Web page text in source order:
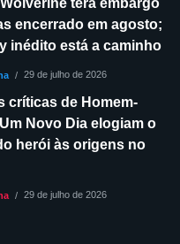
encerrado em agosto;
inédito está a caminho
29 de julho de 2026
críticas de Homem-
Novo Dia elogiam o
herói às origens no
29 de julho de 2026